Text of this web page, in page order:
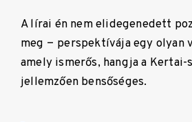
A lírai én nem elidegenedett
meg − perspektívája egy olyan
amely ismerős, hangja a Kertai-
jellemzően bensőséges.